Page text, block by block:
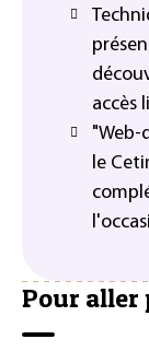
accès
"Web-
le
Pour aller